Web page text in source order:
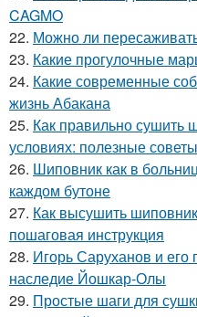
CAGMO
22. Можно ли
23. Какие прогулочные
24. Какие современные
жизнь Абакана
25. Как правильно сушить
условиях: полезные советы
26. Шиповник как в
каждом бутоне
27. Как высушить
пошаговая инструкция
28. Игорь Саруханов и его
наследие Йошкар-Олы
29. Простые шаги для